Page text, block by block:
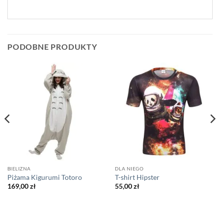
PODOBNE PRODUKTY
BIELIZNA
Piżama Kigurumi Totoro
169,00zł
DLA NIEGO
T-shirt Hipster
55,00zł